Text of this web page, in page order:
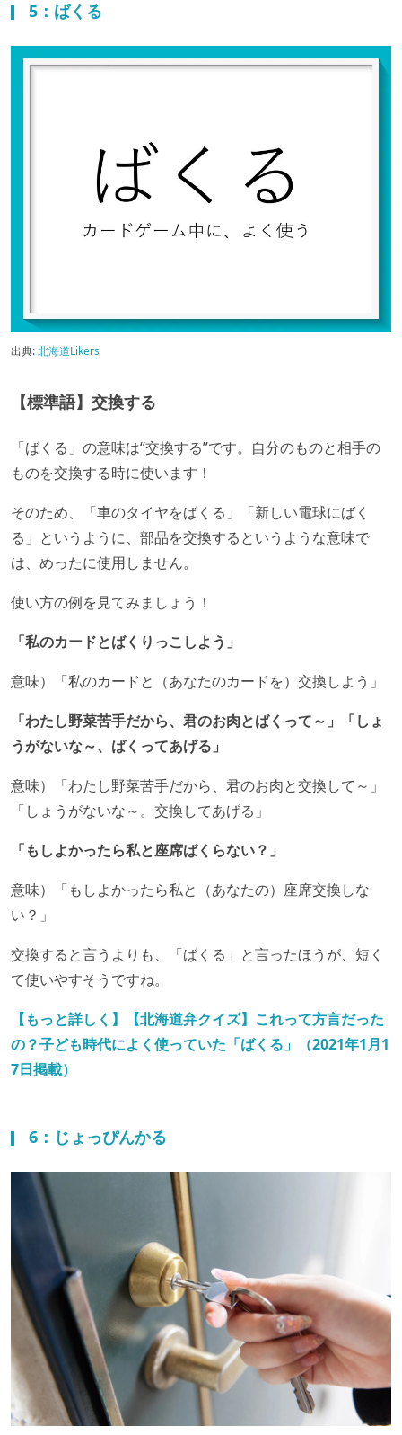
5：ばくる
出典:北海道Likers
【標準語】交換する
「ばくる」の意味は“交換する”です。自分のものと相手の
ものを交換する時に使います！
そのため、「車のタイヤをばくる」「新しい電球にばく
る」というように、部品を交換するというような意味で
は、めったに使用しません。
使い方の例を見てみましょう！
「私のカードとばくりっこしよう」
意味）「私のカードと（あなたのカードを）交換しよう」
「わたし野菜苦手だから、君のお肉とばくって～」「しょ
うがないな～、ばくってあげる」
意味）「わたし野菜苦手だから、君のお肉と交換して～」
「しょうがないな～。交換してあげる」
「もしよかったら私と座席ばくらない？」
意味）「もしよかったら私と（あなたの）座席交換しな
い？」
交換すると言うよりも、「ばくる」と言ったほうが、短く
て使いやすそうですね。
【もっと詳しく】【北海道弁クイズ】これって方言だった
の？子ども時代によく使っていた「ばくる」（2021年1月1
7日掲載）
6：じょっぴんかる